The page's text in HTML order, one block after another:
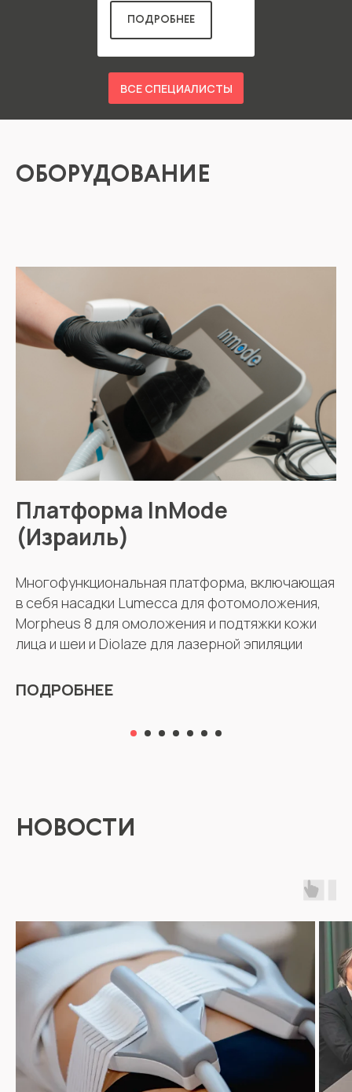
ПОДРОБНЕЕ
ВСЕ СПЕЦИАЛИСТЫ
ОБОРУДОВАНИЕ
Платформа InMode
(Израиль)
Многофункциональная платформа, включающая
в себя насадки Lumecca для фотомоложения,
Morpheus 8 для омоложения и подтяжки кожи
лица и шеи и Diolaze для лазерной эпиляции
ПОДРОБНЕЕ
НОВОСТИ